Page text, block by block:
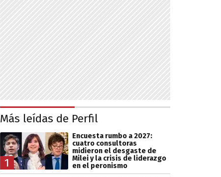
Más leídas de Perfil
1
Encuesta rumbo a 2027:
cuatro consultoras
midieron el desgaste de
Milei y la crisis de liderazgo
en el peronismo